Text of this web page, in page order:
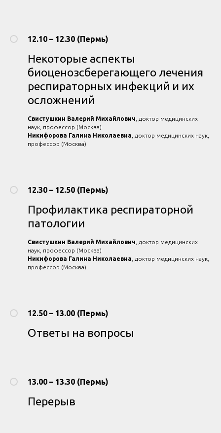
12.10 – 12.30 (Пермь)
Некоторые аспекты
биоценозсберегающего лечения
респираторных инфекций и их
осложнений
Свистушкин Валерий Михайлович , доктор медицинских
наук, профессор (Москва)
Никифорова Галина Николаевна , доктор медицинских наук,
профессор (Москва)
12.30 – 12.50 (Пермь)
Профилактика респираторной
патологии
Свистушкин Валерий Михайлович , доктор медицинских
наук, профессор (Москва)
Никифорова Галина Николаевна , доктор медицинских наук,
профессор (Москва)
12.50 – 13.00 (Пермь)
Ответы на вопросы
13.00 – 13.30 (Пермь)
Перерыв